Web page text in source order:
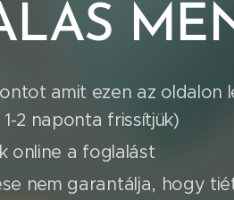
amit ezen az
2 naponta frissítjük)
online a foglalást
nem garantálja, hogy